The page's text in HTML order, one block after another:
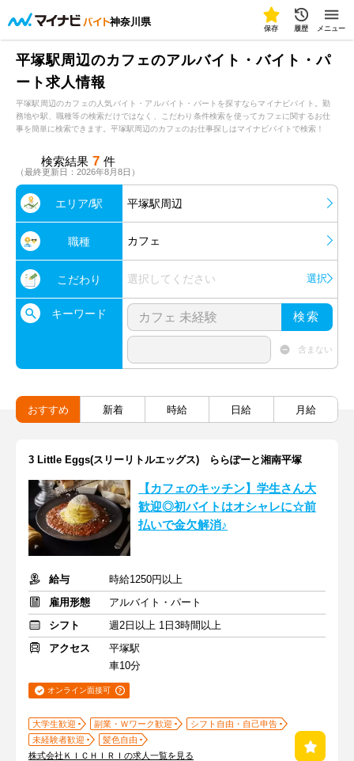
神奈川県
保存 履歴 メニュー
平塚駅周辺のカフェのアルバイト・バイト・パ
ート求人情報
平塚駅周辺のカフェの人気バイト・アルバイト・パートを探すならマイナビバイト。勤
務地や駅、職種等の検索だけではなく、こだわり条件検索を使ってカフェに関するお仕
事を簡単に検索できます。平塚駅周辺のカフェのお仕事探しはマイナビバイトで検索！
検索結果 7 件
（最終更新日：2026年8月8日）
エリア/駅 平塚駅周辺
職種 カフェ
こだわり 選択してください 選択
キーワード 検索
含まない
おすすめ 新着 時給 日給 月給
3 Little Eggs(スリーリトルエッグス) ららぽーと湘南平塚
【カフェのキッチン】学生さん大
歓迎◎初バイトはオシャレに☆前
払いで金欠解消♪
給与
時給1250円以上
雇用形態
アルバイト・パート
シフト
週2日以上 1日3時間以上
アクセス
平塚駅
車10分
オンライン面接可
大学生歓迎 副業・Ｗワーク歓迎
シフト自由・自己申告
未経験者歓迎
髪色自由
株式会社ＫＩＣＨＩＲＩの求人一覧を見る